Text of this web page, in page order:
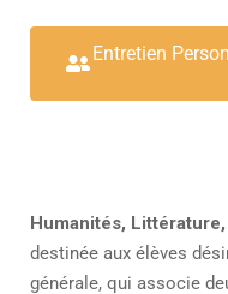
Entretien
Humanités,
destinée aux élèves
générale, qui associe